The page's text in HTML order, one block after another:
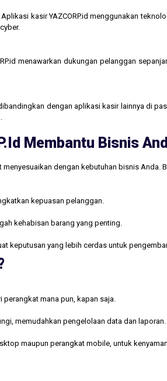
kasir YAZCORP.id menggunakan
menawarkan dukungan pelanggan
dengan aplikasi kasir lainnya di
Membantu Bisnis
dengan kebutuhan bisnis
kepuasan pelanggan.
kehabisan barang yang penting.
keputusan yang lebih cerdas untuk
mana pun, kapan saja.
memudahkan pengelolaan data dan laporan.
maupun perangkat mobile, untuk